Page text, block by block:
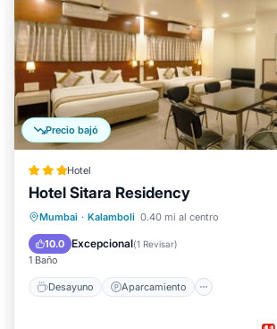
Precio bajó
Hotel
Hotel Sitara Residency
Mumbai · Kalamboli 0.40 mi al centro
10.0 Excepcional(1 Revisar)
1 Baño
Desayuno Aparcamiento
Desayuno
Aparcamiento
Aire acondicionado